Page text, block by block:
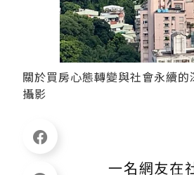
關於買房心態轉變與社會永續
攝影
一名網友在